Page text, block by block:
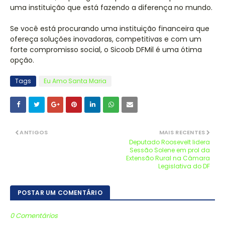
uma instituição que está fazendo a diferença no mundo.
Se você está procurando uma instituição financeira que
ofereça soluções inovadoras, competitivas e com um
forte compromisso social, o Sicoob DFMil é uma ótima
opção.
Tags Eu Amo Santa Maria
MAIS RECENTES
Deputado Roosevelt lidera
Sessão Solene em prol da
Extensão Rural na Câmara
Legislativa do DF
ANTIGOS
POSTAR UM COMENTÁRIO
0 Comentários